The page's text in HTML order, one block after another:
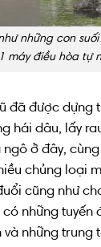
những con
máy điều hòa tự
đã được dựng
hái dâu, lấy
ngô ở đây,
chủng loại
cũng như
có những tuyến
và những trung